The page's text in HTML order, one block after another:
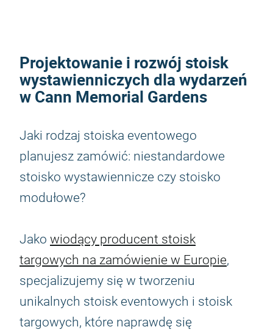
Projektowanie i rozwój stoisk
wystawienniczych dla wydarzeń
w Cann Memorial Gardens
Jaki rodzaj stoiska eventowego
planujesz zamówić: niestandardowe
stoisko wystawiennicze czy stoisko
modułowe?
Jako wiodący producent stoisk
targowych na zamówienie w Europie,
specjalizujemy się w tworzeniu
unikalnych stoisk eventowych i stoisk
targowych, które naprawdę się